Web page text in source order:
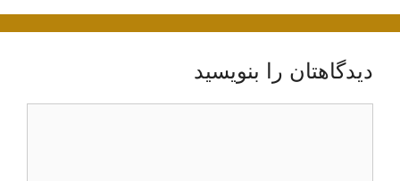
دیدگاهتان را بنویسید